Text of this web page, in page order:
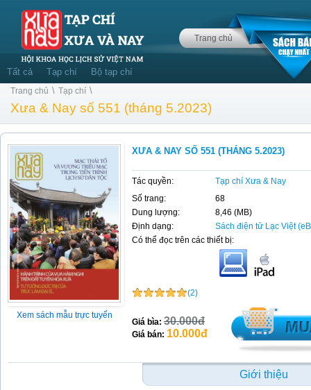
Trang chủ
Tất cả Tạp chí Bộ tạp chí
Trang chủ \ Tạp chí \
Xưa & Nay số 551 (tháng 5.2023)
Xem sách mẫu trực tuyến
XƯA & NAY SỐ 551 (THÁNG 5.2023)
Tác quyền:
Tạp chí Xưa & Nay
Số trang:
68
Dung lượng:
8,46 (MB)
Định dạng:
Sách điện tử Lạc Việt
Có thể đọc trên các thiết bị:
(2)
Giá bìa: 30.000đ
Giá bán: 10.000đ
Giới thiệu